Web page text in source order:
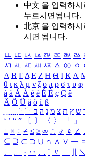
中文 을 입력하시
누르시면됩니다.
北京 을 입력하시
시면 됩니다.
ㅥ ㅦ ㅧ ㅨ ㅩ ㅪ ㅫ ㅬ
ㅺ ㅻ ㅼ ㅽ ㅾ ㅿ ㆀ ㆁ
Α Β ΓΔ Ε Ζ Η Θ Ι ΚΛ
θ ι κ λ μ ν ξ ο π ρ σ τ υ φ
á à Á À é è É È ç Ç ê
Ä Ö Ü ä ö ü ß
ִֶֹ ֻּ ׁׂ ש ץ ת צ מ נ ה ב
‘ ’ “ ” 〔 〕 〈 〉 「 」
± × ÷ ≠ ≤ ≥ ∞ ∴ ♂ ♀ ∠
⊆ ⊇ ⊂ ⊃ ∪ ∩ ∧ ∨ ￢
、
。 · ‥ … ¨ 〃 ― ＼